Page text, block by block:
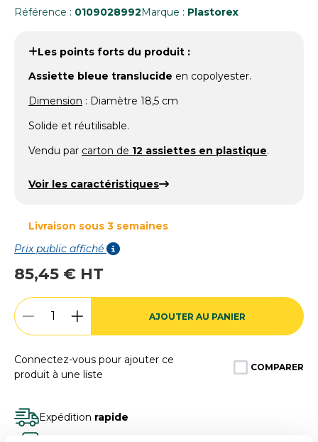
Référence : 0109028992Marque : Plastorex
Les points forts du produit :
Assiette bleue translucide en copolyester.
Dimension : Diamètre 18,5 cm
Solide et réutilisable.
Vendu par carton de 12 assiettes en plastique.
Voir les caractéristiques
Livraison sous 3 semaines
Prix public affiché
85,45 € HT
AJOUTER AU PANIER
Connectez-vous pour ajouter ce
produit à une liste
COMPARER
Expédition rapide